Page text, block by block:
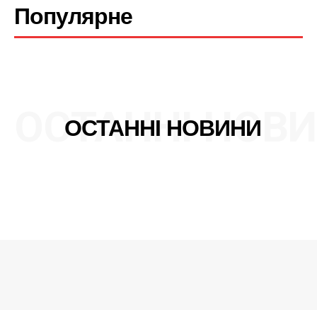
Редакційна політика
Мапа сайту
Популярне
ОСТАННІ НОВИНИ
ОСТАННІ